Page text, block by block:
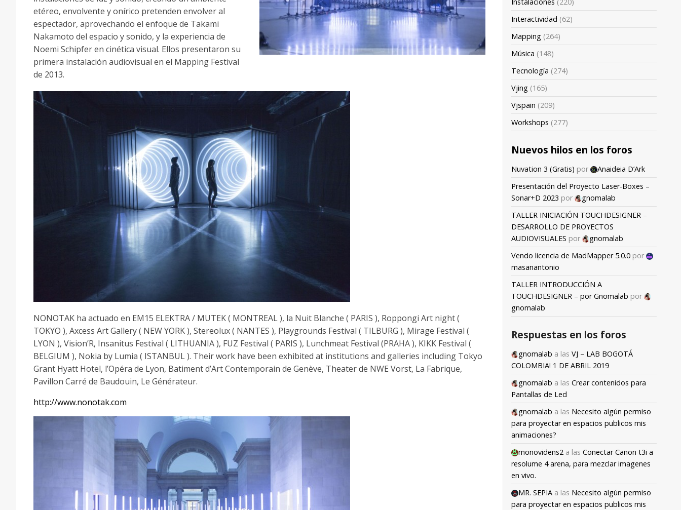
etéreo, envolvente y onírico pretenden envolver al
espectador, aprovechando el enfoque de Takami
Nakamoto del espacio y sonido, y la experiencia de
Noemi Schipfer en cinética visual. Ellos presentaron su
primera instalación audiovisual en el Mapping Festival
de 2013.
NONOTAK ha actuado en EM15 ELEKTRA / MUTEK ( MONTREAL ), la Nuit Blanche ( PARIS ), Roppongi Art night (
TOKYO ), Axcess Art Gallery ( NEW YORK ), Stereolux ( NANTES ), Playgrounds Festival ( TILBURG ), Mirage Festival (
LYON ), Vision’R, Insanitus Festival ( LITHUANIA ), FUZ Festival ( PARIS ), Lunchmeat Festival (PRAHA ), KIKK Festival (
BELGIUM ), Nokia by Lumia ( ISTANBUL ). Their work have been exhibited at institutions and galleries including Tokyo
Grant Hyatt Hotel, l’Opéra de Lyon, Batiment d’Art Contemporain de Genève, Theater de NWE Vorst, La Fabrique,
Pavillon Carré de Baudouin, Le Générateur.
http://www.nonotak.com
Instalaciones (220)
Interactividad (62)
Mapping (264)
Música (148)
Tecnología (274)
Vjing (165)
Vjspain (209)
Workshops (277)
Nuevos hilos en los foros
Nuvation 3 (Gratis) por
Anaideia D’Ark
Presentación del Proyecto Laser-Boxes –
Sonar+D 2023 por
gnomalab
TALLER INICIACIÓN TOUCHDESIGNER –
DESARROLLO DE PROYECTOS
AUDIOVISUALES por
gnomalab
Vendo licencia de MadMapper 5.0.0 por
masanantonio
TALLER INTRODUCCIÓN A
TOUCHDESIGNER – por Gnomalab por
gnomalab
Respuestas en los foros
gnomalab a las VJ – LAB BOGOTÁ
COLOMBIA! 1 DE ABRIL 2019
gnomalab a las Crear contenidos para
Pantallas de Led
gnomalab a las Necesito algún permiso
para proyectar en espacios publicos mis
animaciones?
monovidens2 a las Conectar Canon t3i a
resolume 4 arena, para mezclar imagenes
en vivo.
MR. SEPIA a las Necesito algún permiso
para proyectar en espacios publicos mis